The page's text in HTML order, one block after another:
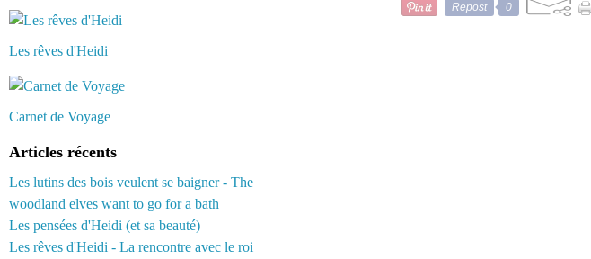
Les rêves d'Heidi
Carnet de Voyage
Articles récents
Les lutins des bois veulent se baigner - The
woodland elves want to go for a bath
Les pensées d'Heidi (et sa beauté)
Les rêves d'Heidi - La rencontre avec le roi
Repost
0